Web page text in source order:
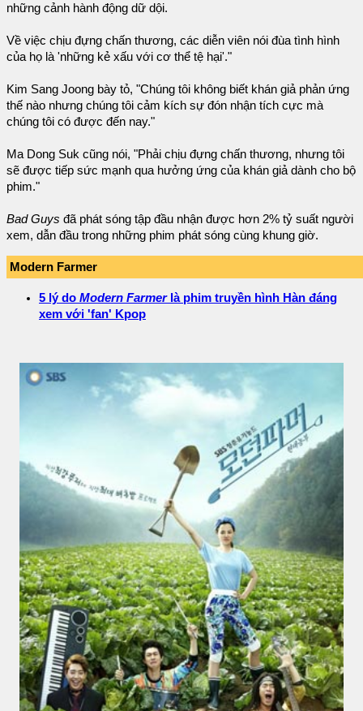
những cảnh hành động dữ dội.
Về việc chịu đựng chấn thương, các diễn viên nói đùa tình hình
của họ là 'những kẻ xấu với cơ thể tệ hại'."
Kim Sang Joong bày tỏ, "Chúng tôi không biết khán giả phản ứng
thế nào nhưng chúng tôi cảm kích sự đón nhận tích cực mà
chúng tôi có được đến nay."
Ma Dong Suk cũng nói, "Phải chịu đựng chấn thương, nhưng tôi
sẽ được tiếp sức mạnh qua hưởng ứng của khán giả dành cho bộ
phim."
Bad Guys đã phát sóng tập đầu nhận được hơn 2% tỷ suất người
xem, dẫn đầu trong những phim phát sóng cùng khung giờ.
Modern Farmer
5 lý do Modern Farmerlà phim truyền hình Hàn đáng
xem với 'fan' Kpop